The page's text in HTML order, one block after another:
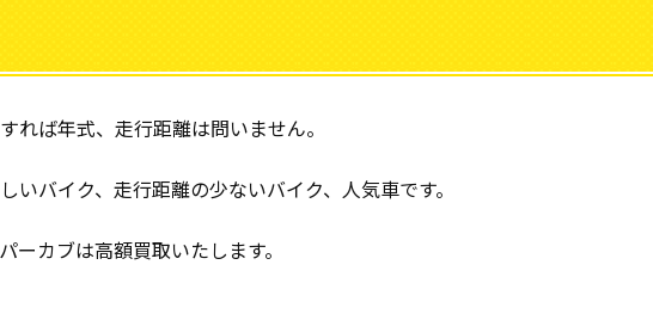
れば年式、走行距離は問いません。
いバイク、走行距離の少ないバイク、人気車です。
ーカブは高額買取いたします。